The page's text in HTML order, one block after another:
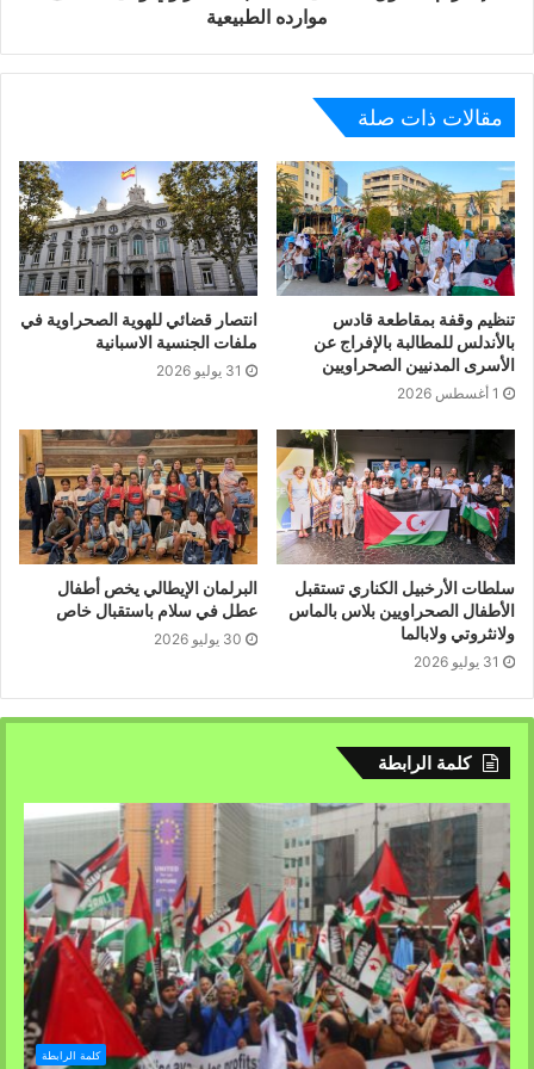
موارده الطبيعية
مقالات ذات صلة
تنظيم وقفة بمقاطعة قادس
بالأندلس للمطالبة بالإفراج عن
الأسرى المدنيين الصحراويين
1 أغسطس 2026
انتصار قضائي للهوية الصحراوية في
ملفات الجنسية الاسبانية
31 يوليو 2026
سلطات الأرخبيل الكناري تستقبل
الأطفال الصحراويين بلاس بالماس
ولانثروتي ولابالما
31 يوليو 2026
البرلمان الإيطالي يخص أطفال
عطل في سلام باستقبال خاص
30 يوليو 2026
كلمة الرابطة
كلمة الرابطة